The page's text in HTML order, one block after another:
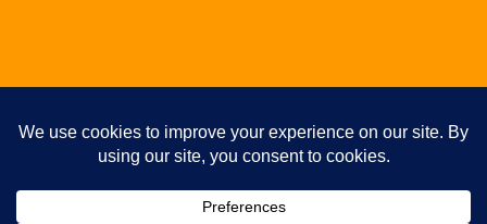
Articles
Partitions de batterie gratuites
Copyright 2026 - www.fppa.fr - Tous droits réservés
Abonnez-vous pour ne rien rater !